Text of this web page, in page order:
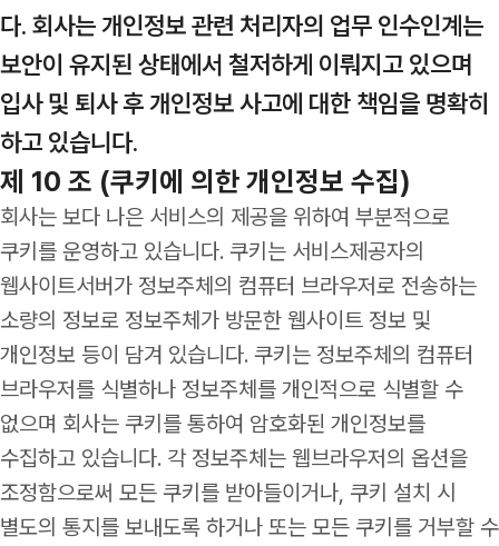
다. 회사는 개인정보 관련 처리자의 업무 인수인계는
보안이 유지된 상태에서 철저하게 이뤄지고 있으며
입사 및 퇴사 후 개인정보 사고에 대한 책임을 명확히
하고 있습니다.
제 10 조 (쿠키에 의한 개인정보 수집)
회사는 보다 나은 서비스의 제공을 위하여 부분적으로
쿠키를 운영하고 있습니다. 쿠키는 서비스제공자의
웹사이트서버가 정보주체의 컴퓨터 브라우저로 전송하는
소량의 정보로 정보주체가 방문한 웹사이트 정보 및
개인정보 등이 담겨 있습니다. 쿠키는 정보주체의 컴퓨터
브라우저를 식별하나 정보주체를 개인적으로 식별할 수
없으며 회사는 쿠키를 통하여 암호화된 개인정보를
수집하고 있습니다. 각 정보주체는 웹브라우저의 옵션을
조정함으로써 모든 쿠키를 받아들이거나, 쿠키 설치 시
별도의 통지를 보내도록 하거나 또는 모든 쿠키를 거부할 수